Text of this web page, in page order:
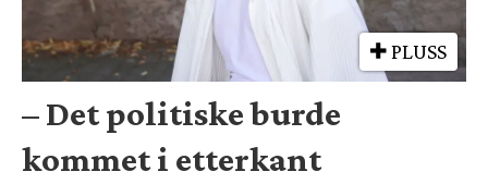
PLUSS
– Det politiske burde
kommet i etterkant